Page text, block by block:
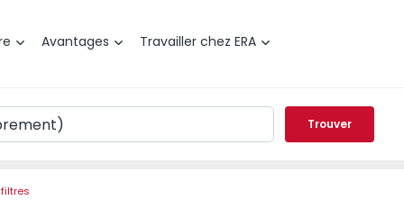
Avantages Travailler chez ERA
Trouver